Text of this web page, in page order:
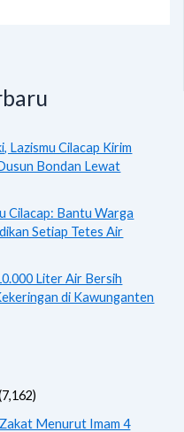
Lazismu Cilacap Kirim
Bondan Lewat
Cilacap: Bantu Warga
Setiap Tetes Air
Liter Air Bersih
di Kawunganten
Menurut Imam 4